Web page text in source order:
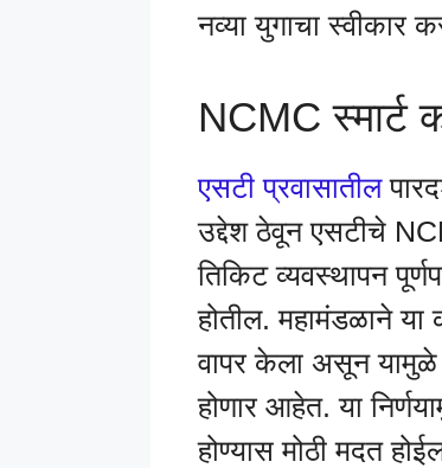
नव्या युगाचा स्वीकार
NCMC स्मार्ट
एसटी प्रवासातील
उद्देश ठेवून एसटीचे
तिकिट व्यवस्थापन
होतील. महामंडळाने या
वापर केला असून यामुळे
होणार आहेत. या
होण्यास मोठी मदत